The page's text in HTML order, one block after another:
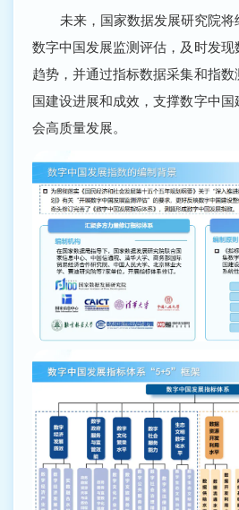
未来，国家数据发展研究院
数字中国发展监测评估，及时发
趋势，并通过指标数据采集和指数
国建设进展和成效，支撑数字中
会高质量发展。